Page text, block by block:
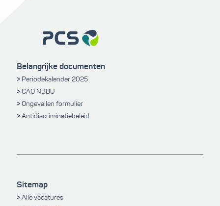
Belangrijke documenten
Periodekalender 2025
CAO NBBU
Ongevallen formulier
Antidiscriminatiebeleid
Sitemap
Alle vacatures